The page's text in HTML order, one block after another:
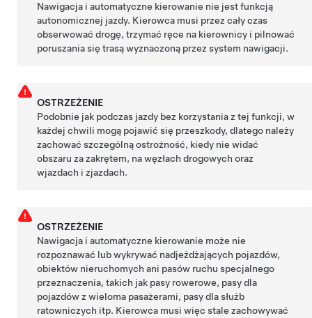
Nawigacja i automatyczne kierowanie nie jest funkcją
autonomicznej jazdy. Kierowca musi przez cały czas
obserwować drogę, trzymać ręce na kierownicy i pilnować
poruszania się trasą wyznaczoną przez system nawigacji.
OSTRZEŻENIE
Podobnie jak podczas jazdy bez korzystania z tej funkcji, w
każdej chwili mogą pojawić się przeszkody, dlatego należy
zachować szczególną ostrożność, kiedy nie widać
obszaru za zakrętem, na węzłach drogowych oraz
wjazdach i zjazdach.
OSTRZEŻENIE
Nawigacja i automatyczne kierowanie może nie
rozpoznawać lub wykrywać nadjeżdżających pojazdów,
obiektów nieruchomych ani pasów ruchu specjalnego
przeznaczenia, takich jak pasy rowerowe, pasy dla
pojazdów z wieloma pasażerami, pasy dla służb
ratowniczych itp. Kierowca musi więc stale zachowywać